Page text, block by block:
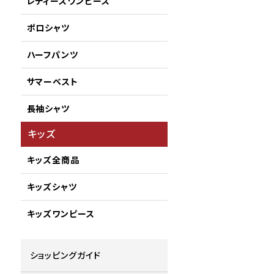
ポロシャツ
ハーフパンツ
サマーベスト
長袖シャツ
キッズ
キッズ全商品
キッズシャツ
キッズワンピース
ショッピングガイド